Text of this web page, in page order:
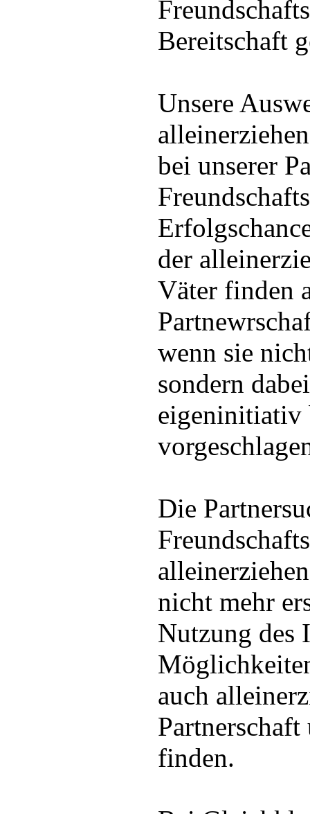
Bereitschaft
Unsere
bei unserer
der
Väter finden
wenn sie
sondern
eigeninitiativ
Die
nicht mehr
Nutzung des
auch
finden.